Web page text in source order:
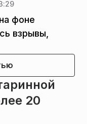
фоне
взрывы,
20